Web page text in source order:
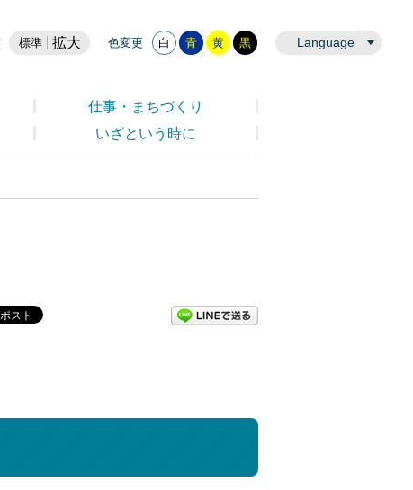
標準 拡大 色変更 白 青 黄 黒 Language
仕事・まちづくり
いざという時に